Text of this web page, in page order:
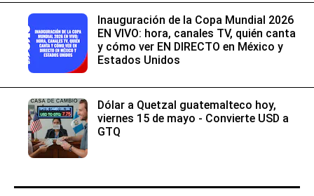
Inauguración de la Copa Mundial 2026
EN VIVO: hora, canales TV, quién canta
y cómo ver EN DIRECTO en México y
Estados Unidos
Dólar a Quetzal guatemalteco hoy,
viernes 15 de mayo - Convierte USD a
GTQ